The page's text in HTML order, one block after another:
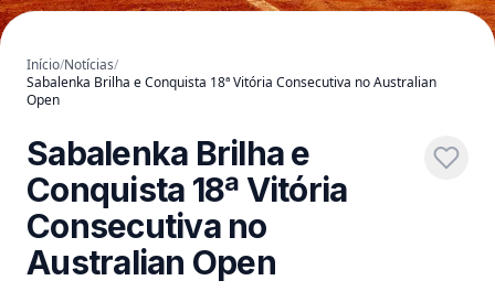
Início/Notícias/
Sabalenka Brilha e Conquista 18ª Vitória Consecutiva no Australian
Open
Sabalenka Brilha e
Conquista 18ª Vitória
Consecutiva no
Australian Open